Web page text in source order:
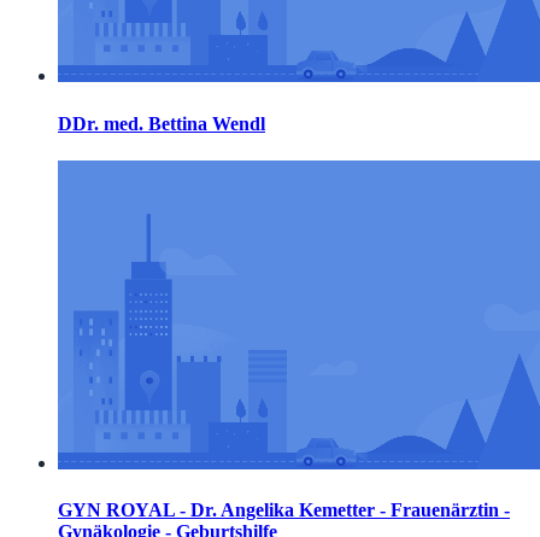
DDr. med. Bettina Wendl
GYN ROYAL - Dr. Angelika Kemetter - Frauenärztin -
Gynäkologie - Geburtshilfe